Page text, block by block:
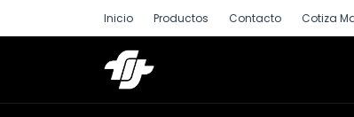
Inicio Productos Contacto Cotiza